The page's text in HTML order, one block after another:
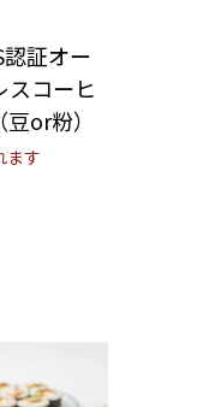
認証オー
スコーヒ
or粉）
ます